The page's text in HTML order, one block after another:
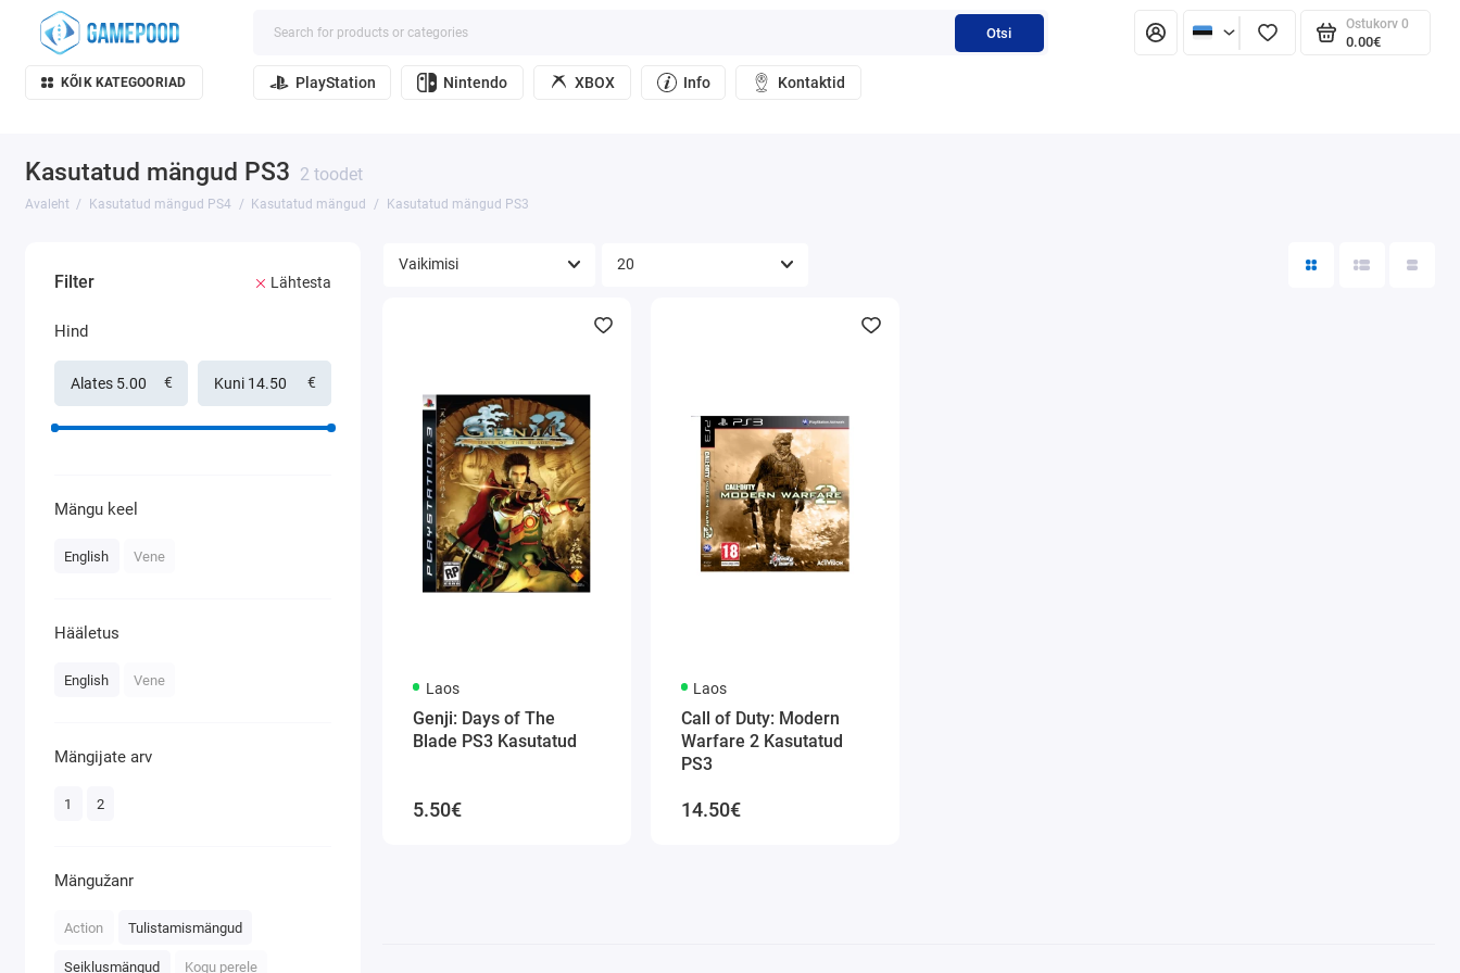
Otsi
Ostukorv 0
0.00€
KÕIK KATEGOORIAD PlayStation Nintendo XBOX Info Kontaktid
Kasutatud mängud PS3 2 toodet
Avaleht Kasutatud mängud PS4 Kasutatud mängud Kasutatud mängud PS3
Filter Lähtesta
Hind
€ €
Mängu keel
English Vene
Hääletus
English Vene
Mängijate arv
1 2
Mängužanr
Action Tulistamismängud
Seiklusmängud Kogu perele
Laos
Genji: Days of The
Blade PS3 Kasutatud
5.50€
Laos
Call of Duty: Modern
Warfare 2 Kasutatud
PS3
14.50€